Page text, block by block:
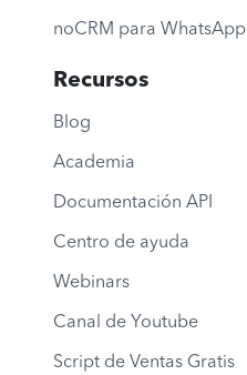
noCRM para WhatsApp
Recursos
Blog
Academia
Documentación API
Centro de ayuda
Webinars
Canal de Youtube
Script de Ventas Gratis